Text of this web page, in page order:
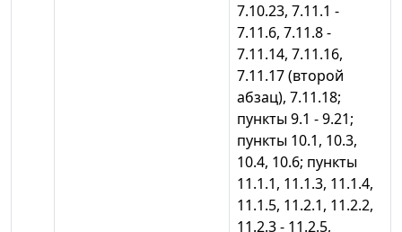
7.10.23, 7.11.1 -
7.11.6, 7.11.8 -
7.11.14, 7.11.16,
7.11.17 (второй
абзац), 7.11.18;
пункты 9.1 - 9.21;
пункты 10.1, 10.3,
10.4, 10.6; пункты
11.1.1, 11.1.3, 11.1.4,
11.1.5, 11.2.1, 11.2.2,
11.2.3 - 11.2.5,